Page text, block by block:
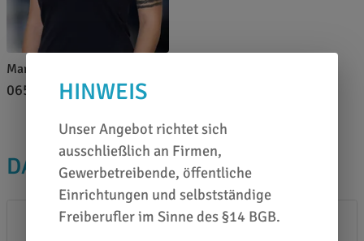
Marina Brand
0651 46 27 79 80
DAS PASST DAZU
HINWEIS
Unser Angebot richtet sich
ausschließlich an Firmen,
Gewerbetreibende, öffentliche
Einrichtungen und selbstständige
Freiberufler im Sinne des §14 BGB.